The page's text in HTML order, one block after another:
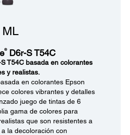
ML
®D6r-S T54C
T54C basada en colorantes
y realistas.
en colorantes Epson
colores vibrantes y detalles
juego de tintas de 6
gama de colores para
que son resistentes a
la decoloración con